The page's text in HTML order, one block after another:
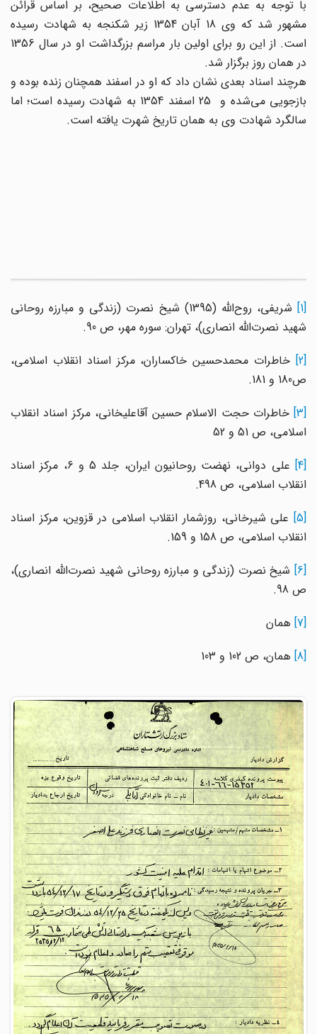
با توجه به عدم دسترسی به اطلاعات صحیح، بر اساس قرائن
مشهور شد که وی 18 آبان 1354 زیر شکنجه به شهادت رسیده
است. از این رو برای اولین بار مراسم بزرگداشت او در سال 1356
در همان روز برگزار شد.
هرچند اسناد بعدی نشان داد که او در اسفند همچنان زنده بوده و
بازجویی می‌شده و 25 اسفند 1354 به شهادت رسیده است؛ اما
سالگرد شهادت وی به همان تاریخ شهرت یافته است.
شریفی، روح‌الله (1395) شیخ نصرت (زندگی و مبارزه روحانی
شهید نصرت‌الله انصاری)، تهران: سوره مهر، ص 90.
خاطرات محمدحسین خاکساران، مرکز اسناد انقلاب اسلامی،
ص180 و 181.
خاطرات حجت الاسلام حسین آقاعلیخانی، مرکز اسناد انقلاب
اسلامی، ص 51 و 52
علی دوانی، نهضت روحانیون ایران، جلد 5 و 6، مرکز اسناد
انقلاب اسلامی، ص 498.
علی شیرخانی، روزشمار انقلاب اسلامی در قزوین، مرکز اسناد
انقلاب اسلامی، ص 158 و 159.
شیخ نصرت (زندگی و مبارزه روحانی شهید نصرت‌الله انصاری)،
ص 98.
همان
همان، ص 102 و 103